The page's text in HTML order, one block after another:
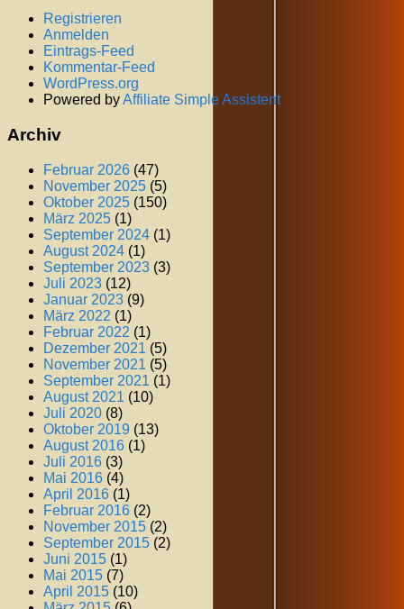
Registrieren
Anmelden
Eintrags-Feed
Kommentar-Feed
WordPress.org
Powered byAffiliate Simple Assistent
Archiv
Februar 2026 (47)
November 2025 (5)
Oktober 2025 (150)
März 2025 (1)
September 2024 (1)
August 2024 (1)
September 2023 (3)
Juli 2023 (12)
Januar 2023 (9)
März 2022 (1)
Februar 2022 (1)
Dezember 2021 (5)
November 2021 (5)
September 2021 (1)
August 2021 (10)
Juli 2020 (8)
Oktober 2019 (13)
August 2016 (1)
Juli 2016 (3)
Mai 2016 (4)
April 2016 (1)
Februar 2016 (2)
November 2015 (2)
September 2015 (2)
Juni 2015 (1)
Mai 2015 (7)
April 2015 (10)